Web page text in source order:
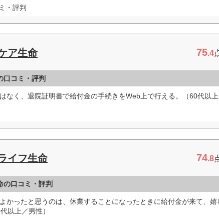
・評判
ア生命 75.4
口コミ・評判
なく、退院証明書で給付金の手続きをWeb上で行える。（60代以上
イフ生命 74.8
の口コミ・評判
かったと思うのは、休業することになったときに給付金が来て、嬉
以上／男性）